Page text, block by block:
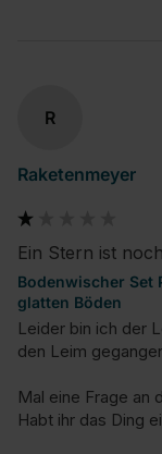
R
Raketenmeyer
Ein Stern ist
Bodenwischer Set
glatten Böden
Leider bin ich der
den Leim
Mal eine Frage an
Habt ihr das Ding